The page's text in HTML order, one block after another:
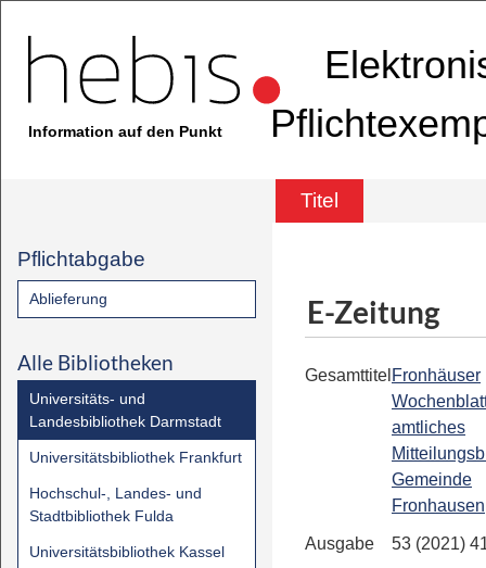
Information auf den Punkt
Titel
Pflichtabgabe
Ablieferung
Alle Bibliotheken
Universitäts- und
Landesbibliothek Darmstadt
Universitätsbibliothek Frankfurt
Hochschul-, Landes- und
Stadtbibliothek Fulda
Universitätsbibliothek Kassel
E-Zeitung
Gesamttitel Fronhäuser
amtliches
Gemeinde
Fronhausen
Ausgabe
53 (2021)